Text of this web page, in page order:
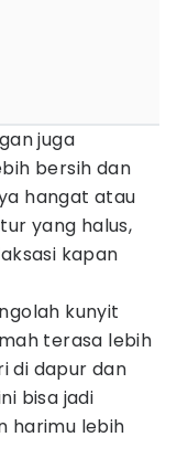
juga
bersih dan
hangat atau
yang halus,
kapan
kunyit
terasa lebih
di dapur dan
bisa jadi
harimu lebih